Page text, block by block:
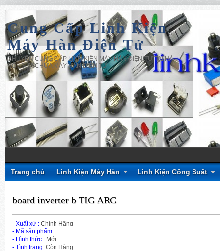
Cung Cấp Linh Kiện
Máy Hàn Điện Tử
CHUYÊN CUNG CẤP LINH KIỆN MÁY HÀN ĐIỆN TỬ TẠI HÀ
NỘI, SỬA CHỮA MÁY HÀN ĐIỆN TỬ
Trang chủ Linh Kiện Máy Hàn Linh Kiện Công Suất
board inverter b TIG ARC
- Xuất xứ : Chính Hãng
- Mã sản phẩm :
- Hình thức : Mới
- Tình trạng: Còn Hàng